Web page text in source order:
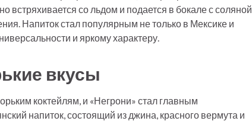
встряхивается со льдом и подается в бокале с соляной
Напиток стал популярным не только в Мексике и
и яркому характеру.
вкусы
коктейлям, и «Негрони» стал главным
напиток, состоящий из джина, красного вермута и